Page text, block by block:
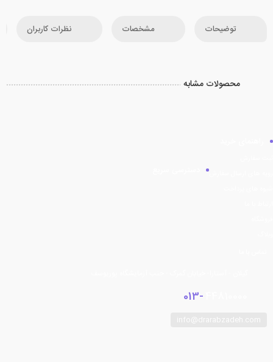
توضیحات مشخصات نظرات کاربران
محصولات مشابه
013-
info@drarabzadeh.com